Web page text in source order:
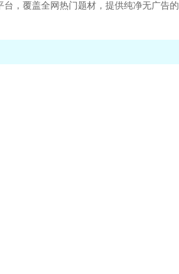
，覆盖全网热门题材，提供纯净无广告的